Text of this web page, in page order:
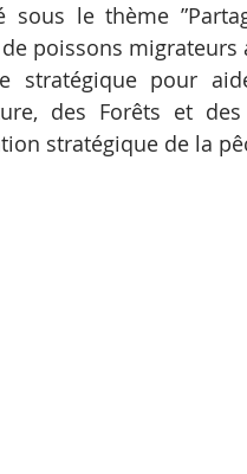
sous le thème
poissons
stratégique pour
des Forêts et
stratégique de la